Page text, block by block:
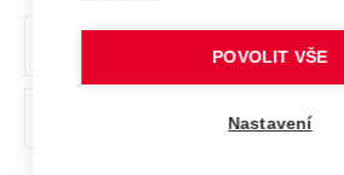
Ochrana osobních údajů
odkaz)
POVOLIT VŠE
Nastavení